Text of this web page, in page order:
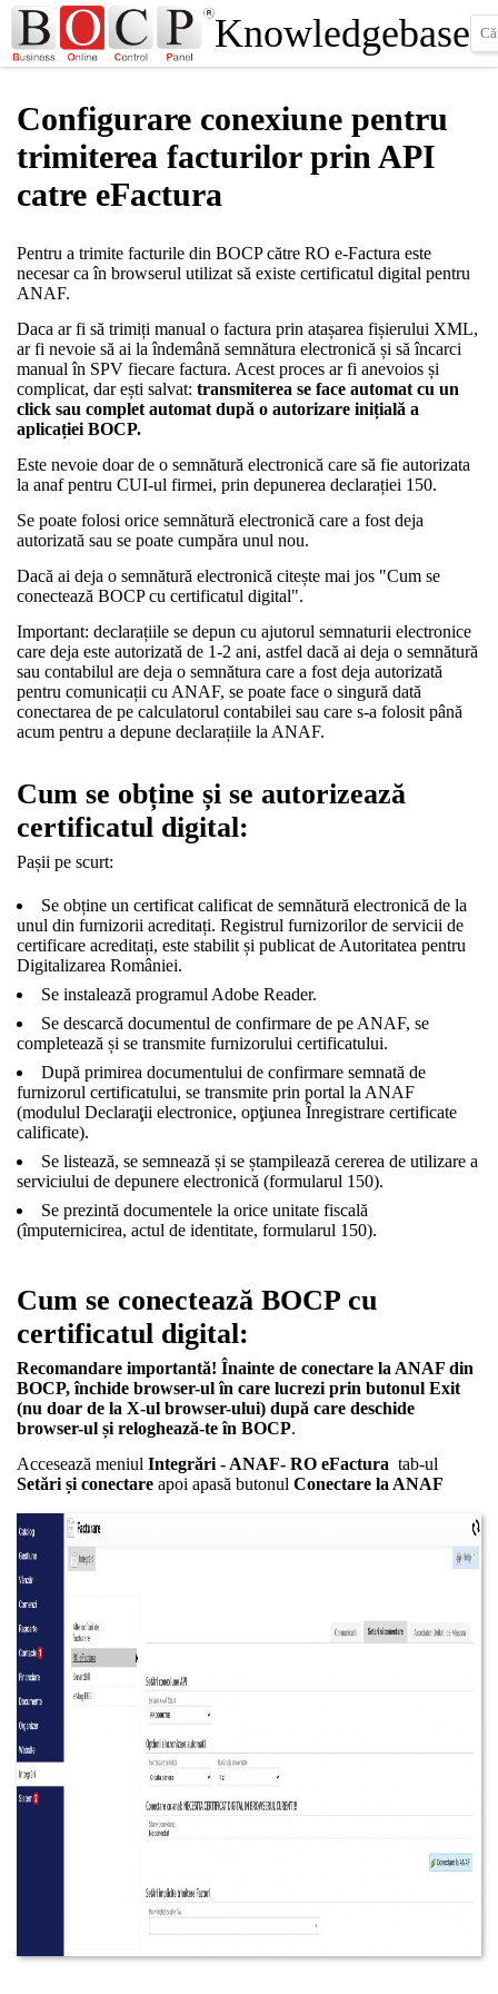
Knowledgebase
Configurare conexiune pentru
trimiterea facturilor prin API
catre eFactura
Pentru a trimite facturile din BOCP către RO e-Factura este
necesar ca în browserul utilizat să existe certificatul digital pentru
ANAF.
Daca ar fi să trimiți manual o factura prin atașarea fișierului XML,
ar fi nevoie să ai la îndemână semnătura electronică și să încarci
manual în SPV fiecare factura. Acest proces ar fi anevoios și
complicat, dar ești salvat: transmiterea se face automat cu un
click sau complet automat după o autorizare inițială a
aplicației BOCP.
Este nevoie doar de o semnătură electronică care să fie autorizata
la anaf pentru CUI-ul firmei, prin depunerea declarației 150.
Se poate folosi orice semnătură electronică care a fost deja
autorizată sau se poate cumpăra unul nou.
Dacă ai deja o semnătură electronică citește mai jos "Cum se
conectează BOCP cu certificatul digital".
Important: declarațiile se depun cu ajutorul semnaturii electronice
care deja este autorizată de 1-2 ani, astfel dacă ai deja o semnătură
sau contabilul are deja o semnătura care a fost deja autorizată
pentru comunicații cu ANAF, se poate face o singură dată
conectarea de pe calculatorul contabilei sau care s-a folosit până
acum pentru a depune declarațiile la ANAF.
Cum se obține și se autorizează
certificatul digital:
Pașii pe scurt:
Se obține un certificat calificat de semnătură electronică de la
unul din furnizorii acreditați. Registrul furnizorilor de servicii de
certificare acreditați, este stabilit și publicat de Autoritatea pentru
Digitalizarea României.
Se instalează programul Adobe Reader.
Se descarcă documentul de confirmare de pe ANAF, se
completează și se transmite furnizorului certificatului.
După primirea documentului de confirmare semnată de
furnizorul certificatului, se transmite prin portal la ANAF
(modulul Declaraţii electronice, opţiunea Înregistrare certificate
calificate).
Se listează, se semnează și se ștampilează cererea de utilizare a
serviciului de depunere electronică (formularul 150).
Se prezintă documentele la orice unitate fiscală
(împuternicirea, actul de identitate, formularul 150).
Cum se conectează BOCP cu
certificatul digital:
Recomandare importantă! Înainte de conectare la ANAF din
BOCP, închide browser-ul în care lucrezi prin butonul Exit
(nu doar de la X-ul browser-ului) după care deschide
browser-ul și reloghează-te în BOCP.
Accesează meniul Integrări - ANAF- RO eFactura tab-ul
Setări și conectare apoi apasă butonul Conectare la ANAF